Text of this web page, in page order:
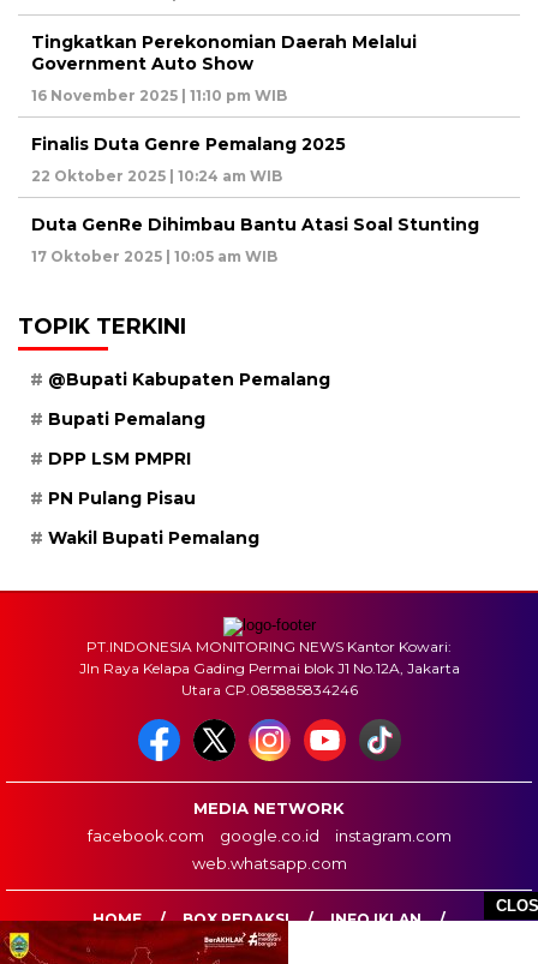
Tingkatkan Perekonomian Daerah Melalui
Government Auto Show
16 November 2025 | 11:10 pm WIB
Finalis Duta Genre Pemalang 2025
22 Oktober 2025 | 10:24 am WIB
Duta GenRe Dihimbau Bantu Atasi Soal Stunting
17 Oktober 2025 | 10:05 am WIB
TOPIK TERKINI
@Bupati Kabupaten Pemalang
Bupati Pemalang
DPP LSM PMPRI
PN Pulang Pisau
Wakil Bupati Pemalang
PT.INDONESIA MONITORING NEWS Kantor Kowari:
Jln Raya Kelapa Gading Permai blok J1 No.12A, Jakarta
Utara CP.085885834246
MEDIA NETWORK
facebook.com
google.co.id
instagram.com
web.whatsapp.com
HOME BOX REDAKSI
INFO IKLAN
DISCLAIMER
HUBUNGI KAMI